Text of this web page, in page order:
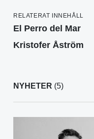
RELATERAT INNEHÅLL
El Perro del Mar
Kristofer Åström
NYHETER (5)